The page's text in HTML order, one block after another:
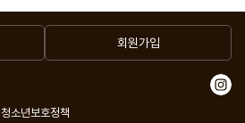
회원가입
청소년보호정책